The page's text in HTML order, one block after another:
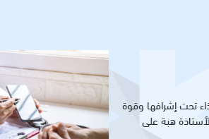
في التعامل و مريح.
خف الألم و كان